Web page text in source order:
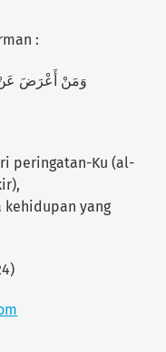
:
وَمَنْ أَعْرَضَ عَنْ
peringatan-Ku (al-
kehidupan yang